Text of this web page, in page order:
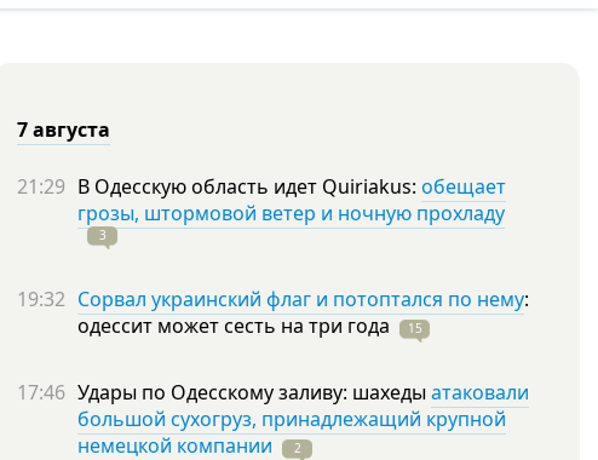
7 августа
21:29 В Одесскую область идет Quiriakus: обещает
грозы, штормовой ветер и ночную прохладу
3
19:32 Сорвал украинский флаг и потоптался по нему:
одессит может сесть на три года 15
17:46 Удары по Одесскому заливу: шахеды атаковали
большой сухогруз, принадлежащий крупной
немецкой компании
2